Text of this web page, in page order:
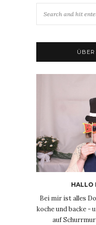
ÜBER
HALLO
Bei mir ist alles
koche und backe -
auf